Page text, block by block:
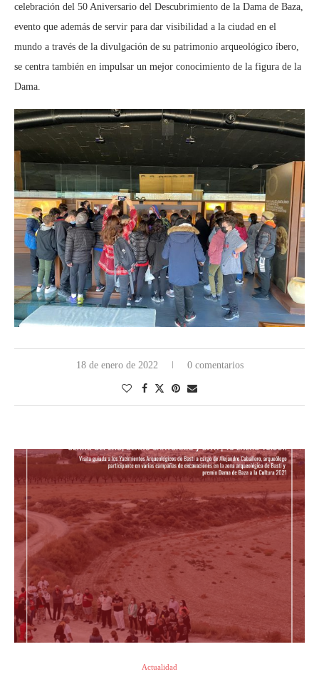
celebración del 50 Aniversario del Descubrimiento de la Dama de Baza,
evento que además de servir para dar visibilidad a la ciudad en el
mundo a través de la divulgación de su patrimonio arqueológico íbero,
se centra también en impulsar un mejor conocimiento de la figura de la
Dama.
18 de enero de 2022 0 comentarios
Actualidad